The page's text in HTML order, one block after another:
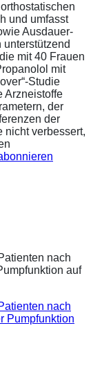
und umfasst
Ausdauer-
mit 40 Frauen
mit
Studie
Arzneistoffe
der
der
nicht verbessert,
nach
Pumpfunktion